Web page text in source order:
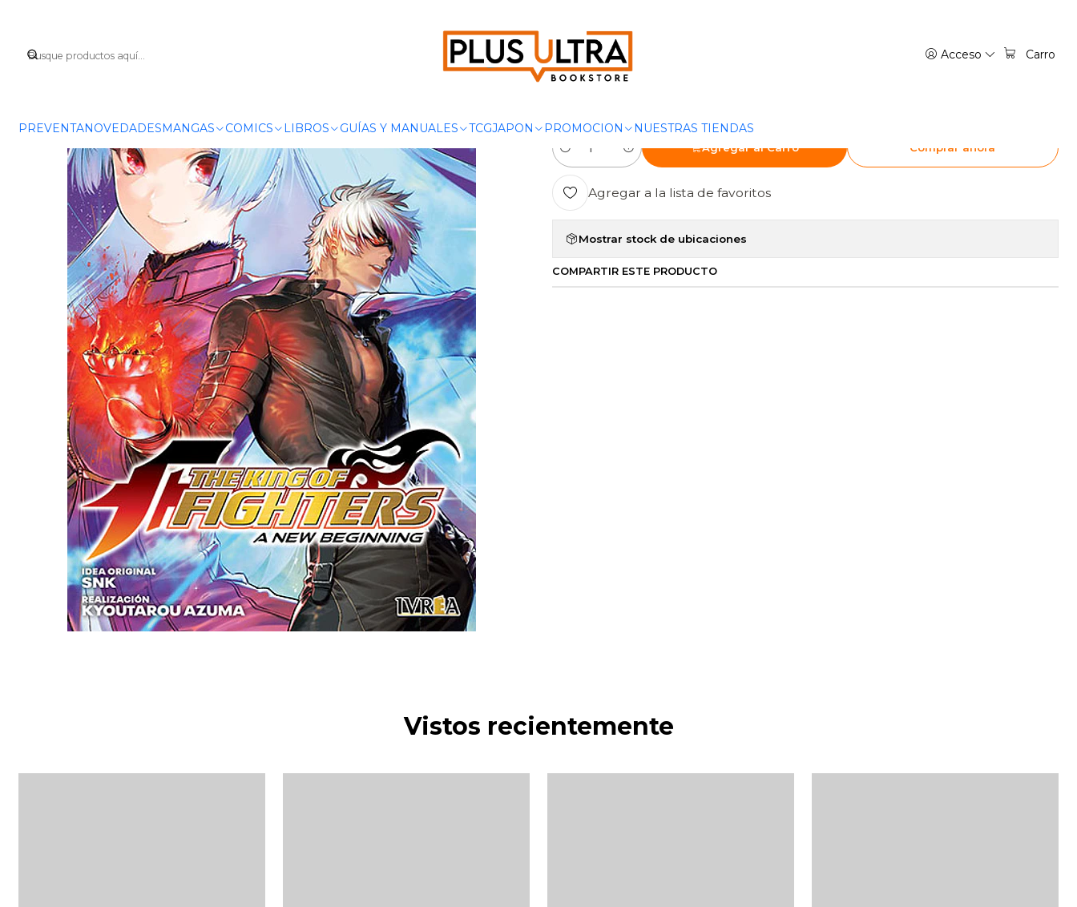
Acceso Carro
PREVENTANOVEDADESMANGAS COMICS LIBROS GUÍAS Y MANUALES TCGJAPON PROMOCION NUESTRAS TIENDAS
|
THE KING OF FIGHTERS: A NEW
Cantidad
Agregar al Carro Comprar ahora
Agregar a la lista de favoritos
Mostrar stock de ubicaciones
COMPARTIR ESTE PRODUCTO
Vistos recientemente